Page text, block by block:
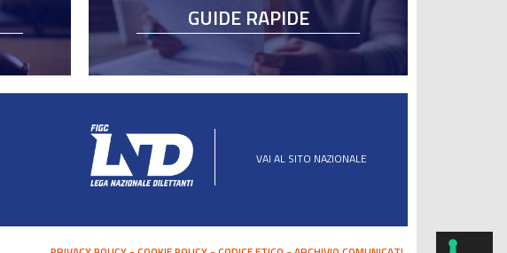
GUIDE RAPIDE
VAI AL SITO NAZIONALE